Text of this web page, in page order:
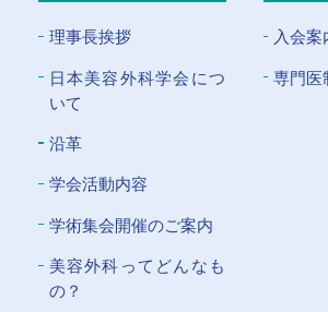
理事長挨拶
⽇本美容外科学会につ
いて
沿革
学会活動内容
学術集会開催のご案内
美容外科ってどんなも
の？
入会案
専門医